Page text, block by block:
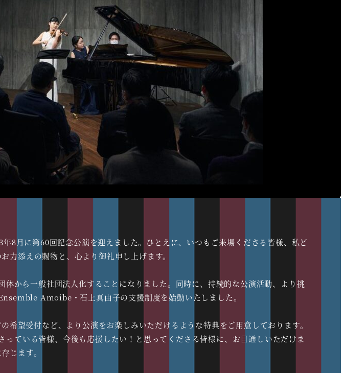
月に第60回記念公演を迎えました。ひとえに、いつもご来場くださる皆様、私ど
力添えの賜物と、心より御礼申し上げます。
から一般社団法人化することになりました。同時に、持続的な公演活動、より挑
Amoibe・石上真由子の支援制度を始動いたしました。
望受付など、より公演をお楽しみいただけるような特典をご用意しております。
ている皆様、今後も応援したい！と思ってくださる皆様に、お目通しいただけま
じます。